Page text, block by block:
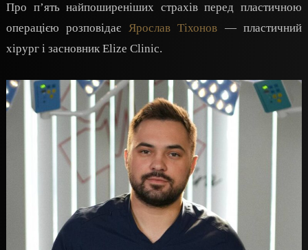
Про п’ять найпоширеніших страхів перед пластичною
операцією розповідає Ярослав Тіхонов — пластичний
хірург і засновник Elize Clinic.